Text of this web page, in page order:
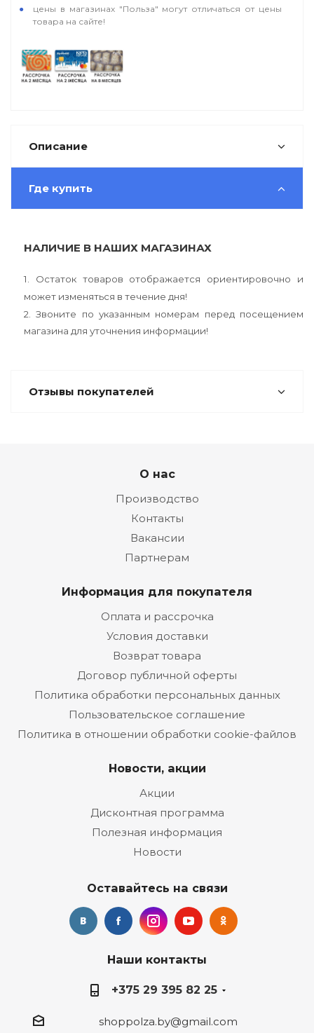
цены в магазинах "Польза" могут отличаться от цены
товара на сайте!
Описание
Где купить
НАЛИЧИЕ В НАШИХ МАГАЗИНАХ
1. Остаток товаров отображается ориентировочно и
может изменяться в течение дня!
2. Звоните по указанным номерам перед посещением
магазина для уточнения информации!
Отзывы покупателей
О нас
Производство
Контакты
Вакансии
Партнерам
Информация для покупателя
Оплата и рассрочка
Условия доставки
Возврат товара
Договор публичной оферты
Политика обработки персональных данных
Пользовательское соглашение
Политика в отношении обработки cookie-файлов
Новости, акции
Акции
Дисконтная программа
Полезная информация
Новости
Оставайтесь на связи
Наши контакты
+375 29 395 82 25
shoppolza.by@gmail.com